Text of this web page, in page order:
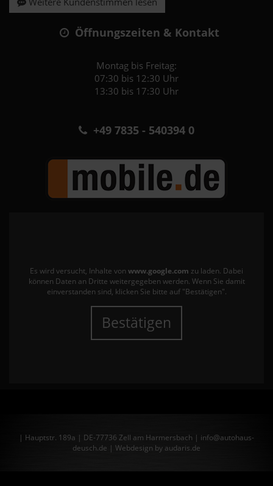
Öffnungszeiten & Kontakt
Montag bis Freitag:
07:30 bis 12:30 Uhr
13:30 bis 17:30 Uhr
+49 7835 - 540394 0
Es wird versucht, Inhalte von www.google.com zu laden. Dabei
können Daten an Dritte weitergegeben werden. Wenn Sie damit
einverstanden sind, klicken Sie bitte auf "Bestätigen".
Bestätigen
| Hauptstr. 189a | DE-77736 Zell am Harmersbach | info@autohaus-
deusch.de | Webdesign by audaris.de